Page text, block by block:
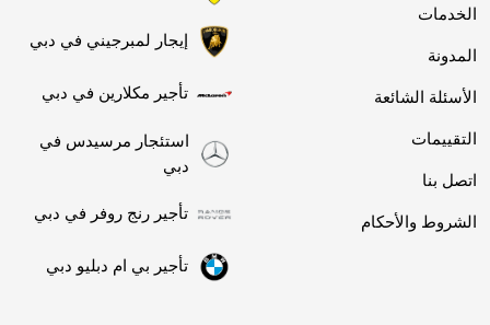
الخدمات
المدونة
الأسئلة الشائعة
التقييمات
اتصل بنا
الشروط والأحكام
إيجار لمبرجيني في دبي
تأجير مكلارين في دبي
استئجار مرسيدس في
دبي
تأجير رنج روفر في دبي
تأجير بي ام دبليو دبي